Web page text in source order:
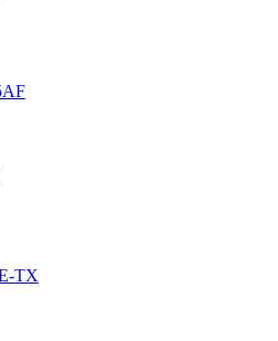
TX